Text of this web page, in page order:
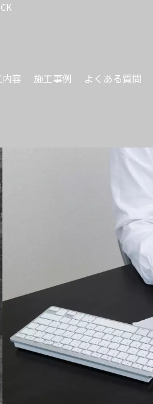
容 施工事例 よくある質問